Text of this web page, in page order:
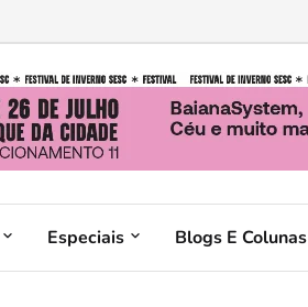
Especiais Blogs E Colunas